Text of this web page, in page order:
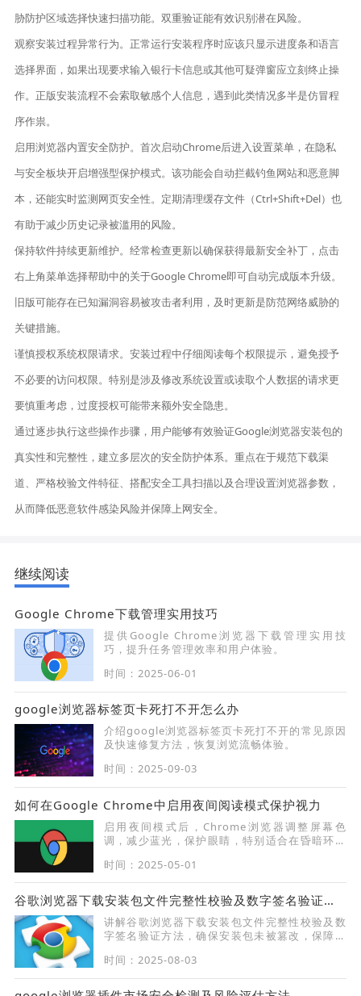
胁防护区域选择快速扫描功能。双重验证能有效识别潜在风险。
观察安装过程异常行为。正常运行安装程序时应该只显示进度条和语言
选择界面，如果出现要求输入银行卡信息或其他可疑弹窗应立刻终止操
作。正版安装流程不会索取敏感个人信息，遇到此类情况多半是仿冒程
序作祟。
启用浏览器内置安全防护。首次启动Chrome后进入设置菜单，在隐私
与安全板块开启增强型保护模式。该功能会自动拦截钓鱼网站和恶意脚
本，还能实时监测网页安全性。定期清理缓存文件（Ctrl+Shift+Del）也
有助于减少历史记录被滥用的风险。
保持软件持续更新维护。经常检查更新以确保获得最新安全补丁，点击
右上角菜单选择帮助中的关于Google Chrome即可自动完成版本升级。
旧版可能存在已知漏洞容易被攻击者利用，及时更新是防范网络威胁的
关键措施。
谨慎授权系统权限请求。安装过程中仔细阅读每个权限提示，避免授予
不必要的访问权限。特别是涉及修改系统设置或读取个人数据的请求更
要慎重考虑，过度授权可能带来额外安全隐患。
通过逐步执行这些操作步骤，用户能够有效验证Google浏览器安装包的
真实性和完整性，建立多层次的安全防护体系。重点在于规范下载渠
道、严格校验文件特征、搭配安全工具扫描以及合理设置浏览器参数，
从而降低恶意软件感染风险并保障上网安全。
继续阅读
Google Chrome下载管理实用技巧
提供Google Chrome浏览器下载管理实用技
巧，提升任务管理效率和用户体验。
时间：2025-06-01
google浏览器标签页卡死打不开怎么办
介绍google浏览器标签页卡死打不开的常见原因
及快速修复方法，恢复浏览流畅体验。
时间：2025-09-03
如何在Google Chrome中启用夜间阅读模式保护视力
启用夜间模式后，Chrome浏览器调整屏幕色
调，减少蓝光，保护眼睛，特别适合在昏暗环境
时间：2025-05-01
谷歌浏览器下载安装包文件完整性校验及数字签名验证方法
讲解谷歌浏览器下载安装包文件完整性校验及数
字签名验证方法，确保安装包未被篡改，保障用
时间：2025-08-03